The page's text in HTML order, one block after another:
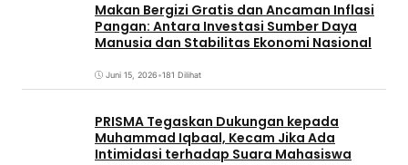
Makan Bergizi Gratis dan Ancaman Inflasi
Pangan: Antara Investasi Sumber Daya
Manusia dan Stabilitas Ekonomi Nasional
Juni 15, 2026•181 Dilihat
PRISMA Tegaskan Dukungan kepada
Muhammad Iqbaal, Kecam Jika Ada
Intimidasi terhadap Suara Mahasiswa